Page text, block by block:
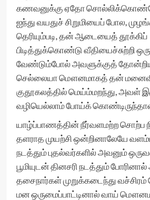
கணவனுக்கு ஏதோ
ஐந்து வயதுச் சிறுமியைப் போல,
தெரியும்படி, தன் ஆடையைத் தூக்கிப்
பிடித்துக்கொண்டு வீதியைச்சுற்றி
வேண்டும்போல் அவளுக்குத்
செல்லையா மௌனமாகத் தன்
குதூகலத்தில் மெய்ம்மறந்து, அவள்
வழியெல்லாம் போய்க்
யாழ்ப்பாணத்தின் நீர்வளமற்ற சொற்ப
தளராத முயற்சி ஒன்றினாலேயே
நடத்தும் புதல்வர்களில் அவனும்
பூமியுடன் தினசரி நடத்தும்
தசைநார்கள் முறுக்கடைந்து
மன ஒருமைப்பாட்டினால் வாய்